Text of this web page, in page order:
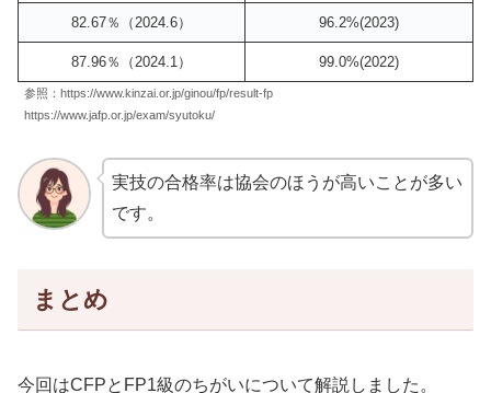
82.67％（2024.6） 96.2%(2023)
87.96％（2024.1） 99.0%(2022)
参照：https://www.kinzai.or.jp/ginou/fp/result-fp
https://www.jafp.or.jp/exam/syutoku/
実技の合格率は協会のほうが高いことが多い
です。
まとめ
今回はCFPとFP1級のちがいについて解説しました。